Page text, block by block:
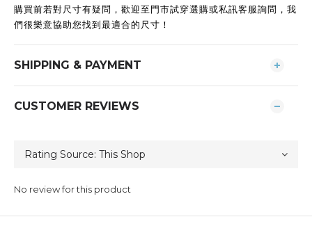
購買前若對尺寸有疑問，歡迎至門市試穿選購或私訊客服詢問，我
們很樂意協助您找到最適合的尺寸！
SHIPPING & PAYMENT
CUSTOMER REVIEWS
No review for this product